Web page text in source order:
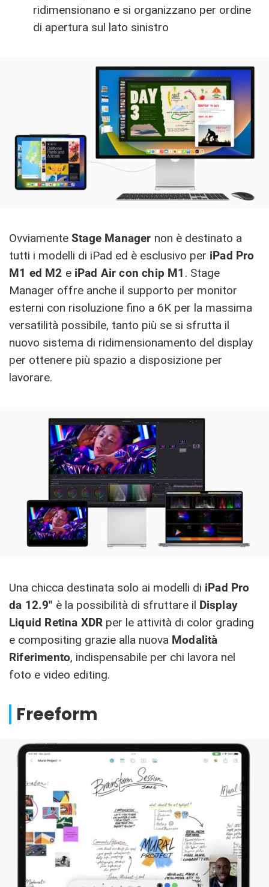
ridimensionano e si organizzano per ordine
di apertura sul lato sinistro
Ovviamente Stage Manager non è destinato a
tutti i modelli di iPad ed è esclusivo per iPad Pro
M1 ed M2 e iPad Air con chip M1 . Stage
Manager offre anche il supporto per monitor
esterni con risoluzione fino a 6K per la massima
versatilità possibile, tanto più se si sfrutta il
nuovo sistema di ridimensionamento del display
per ottenere più spazio a disposizione per
lavorare.
Una chicca destinata solo ai modelli di iPad Pro
da 12.9″ è la possibilità di sfruttare il Display
Liquid Retina XDR per le attività di color grading
e compositing grazie alla nuova Modalità
Riferimento, indispensabile per chi lavora nel
foto e video editing.
Freeform